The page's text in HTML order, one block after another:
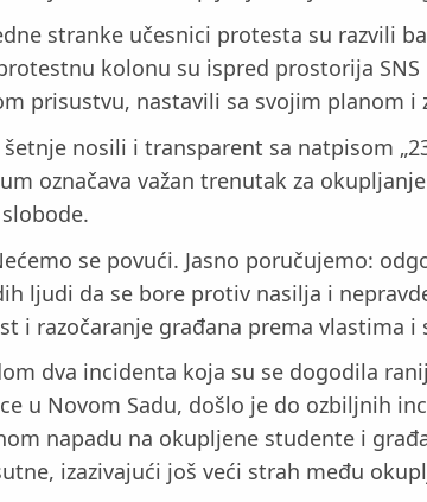
stranke učesnici protesta su razvili
kolonu su ispred prostorija
prisustvu, nastavili sa svojim planom
nosili i transparent sa natpisom
označava važan trenutak za
se povući. Jasno poručujemo:
ljudi da se bore protiv nasilja i
i razočaranje građana prema vlastima i
dva incidenta koja su se dogodila
u Novom Sadu, došlo je do ozbiljnih
napadu na okupljene studente i
izazivajući još veći strah među